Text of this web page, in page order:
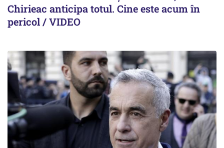
Chirieac anticipa totul. Cine este acum în
pericol / VIDEO